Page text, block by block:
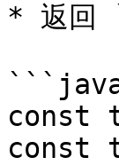
* 返回
const
const